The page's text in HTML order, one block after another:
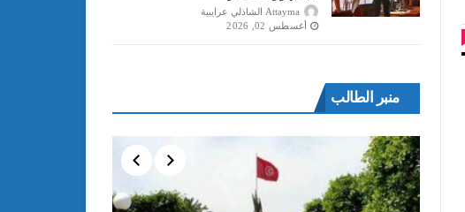
Attayma الشاذلي عرايبية
أغسطس 02, 2026
منبر الطالب